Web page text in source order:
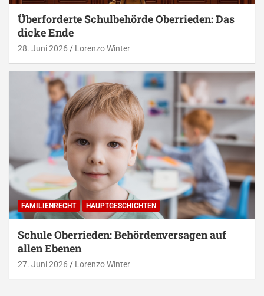
Überforderte Schulbehörde Oberrieden: Das
dicke Ende
28. Juni 2026 Lorenzo Winter
FAMILIENRECHT HAUPTGESCHICHTEN
Schule Oberrieden: Behördenversagen auf
allen Ebenen
27. Juni 2026 Lorenzo Winter